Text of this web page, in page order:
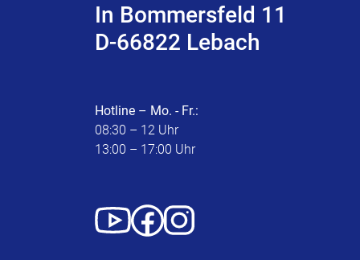
In Bommersfeld 11
D-66822 Lebach
Hotline – Mo. - Fr.:
08:30 – 12 Uhr
13:00 – 17:00 Uhr